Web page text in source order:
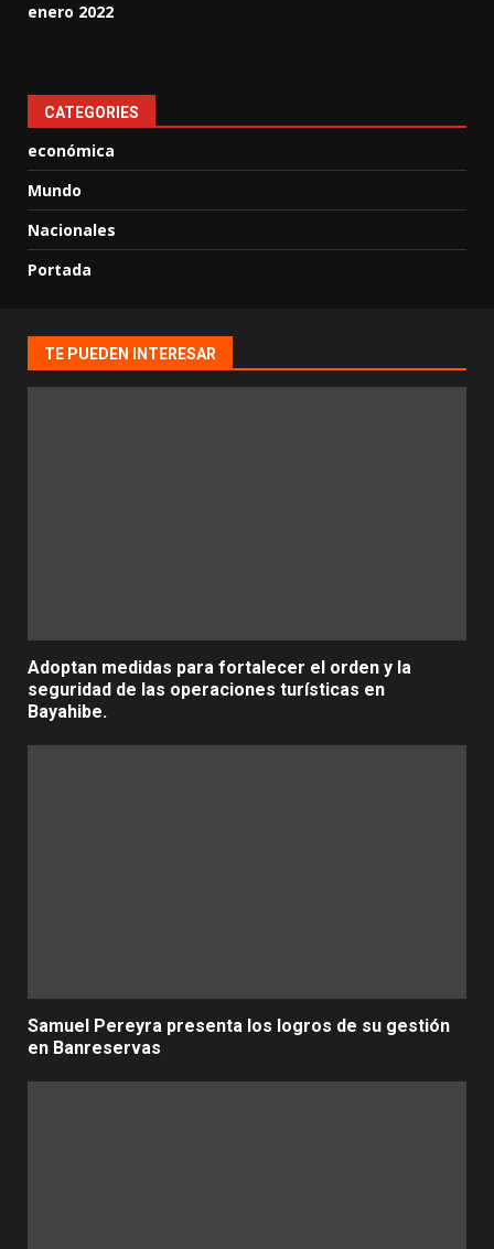
enero 2022
CATEGORIES
económica
Mundo
Nacionales
Portada
TE PUEDEN INTERESAR
Adoptan medidas para fortalecer el orden y la
seguridad de las operaciones turísticas en
Bayahibe.
Samuel Pereyra presenta los logros de su gestión
en Banreservas